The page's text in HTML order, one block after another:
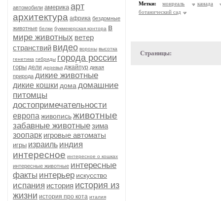
автомобили америка арт
архитектура африка бездомные
животные белки букмекерская контора в
мире животных ветер
странствий видео вороны высотка
генетика гибриды города россии
горы дели деревья джайпур дикая
природа дикие животные
дикие кошки дома домашние
питомцы
достопримечательности
европа живописьживотные
забавные животныезима
зоопарк игровые автоматы
игры израиль индия
интересное интересное о кошках
интересные животные интересные
факты интерьер искусство
испания история история из
жизни история про кота италия
Метки: монреаль
канада
ботанический сад
Страницы: